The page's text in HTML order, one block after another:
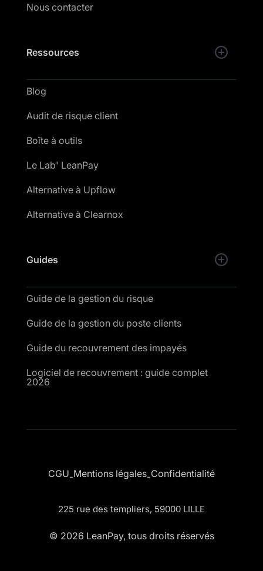
Nous contacter
Ressources
Blog
Audit de risque client
Boîte à outils
Le Lab' LeanPay
Alternative à Upflow
Alternative à Clearnox
Guides
Guide de la gestion du risque
Guide de la gestion du poste clients
Guide du recouvrement des impayés
Logiciel de recouvrement : guide complet
2026
CGU-Mentions légales-Confidentialité
225 rue des templiers, 59000 LILLE
© 2026 LeanPay, tous droits réservés